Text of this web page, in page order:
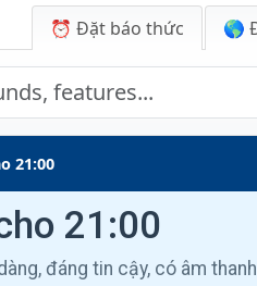
⏰ Đặt báo thức 🌎
21:00
21:00
đáng tin cậy, có âm